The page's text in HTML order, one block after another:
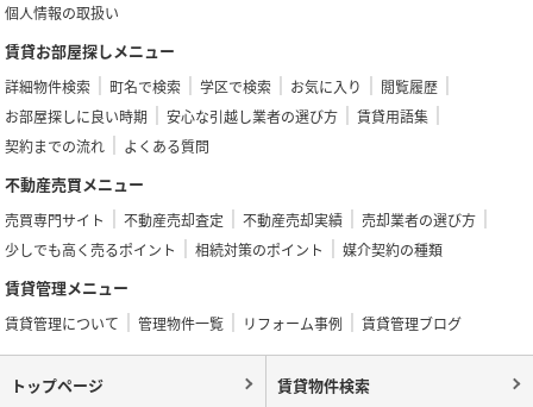
個人情報の取扱い
賃貸お部屋探しメニュー
詳細物件検索 町名で検索 学区で検索 お気に入り
閲覧履歴
お部屋探しに良い時期
安心な引越し業者の選び方
賃貸用語集
契約までの流れ
よくある質問
不動産売買メニュー
売買専門サイト 不動産売却査定 不動産売却実績
売却業者の選び方
少しでも高く売るポイント
相続対策のポイント 媒介契約の種類
賃貸管理メニュー
賃貸管理について 管理物件一覧 リフォーム事例 賃貸管理ブログ
トップページ 賃貸物件検索